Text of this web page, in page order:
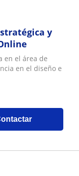
y
en el área de
en el diseño e